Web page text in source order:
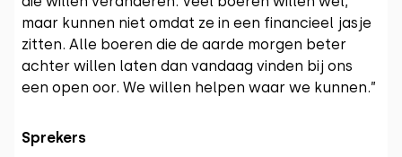
maar kunnen niet omdat ze in een financieel jasje
zitten. Alle boeren die de aarde morgen beter
achter willen laten dan vandaag vinden bij ons
een open oor. We willen helpen waar we kunnen.”
Sprekers